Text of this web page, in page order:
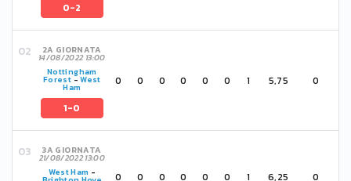
0-2
2A GIORNATA
14/08/2022 13:00
Nottingham
Forest -West
Ham
1-0
0 0 0 0 0 0 1 5,75 0
3A GIORNATA
21/08/2022 13:00
West Ham - 0 0 0 0 0 0 1 6,25 0